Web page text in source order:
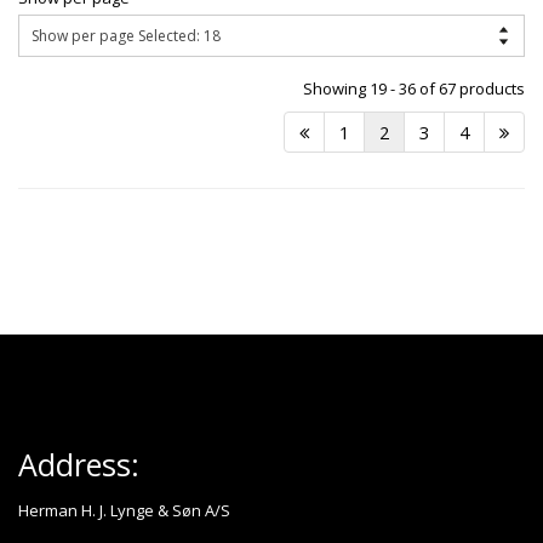
Showing 19 - 36 of 67 products
1 2 3 4
Address:
Herman H. J. Lynge & Søn A/S